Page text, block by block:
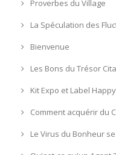
Proverbes du Village
La Spéculation des
Bienvenue
Les Bons du Trésor
Kit Expo et Label
Comment acquérir du
Le Virus du Bonheur